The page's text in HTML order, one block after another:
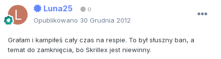
Luna25 0
Opublikowano 30 Grudnia 2012
Grałam i kampiłeś cały czas na respie. To był słuszny ban, a
temat do zamknięcia, bo Skrillex jest niewinny.